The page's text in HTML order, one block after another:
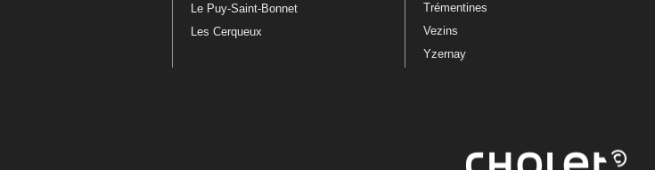
Le Puy-Saint-Bonnet
Les Cerqueux
Trémentines
Vezins
Yzernay